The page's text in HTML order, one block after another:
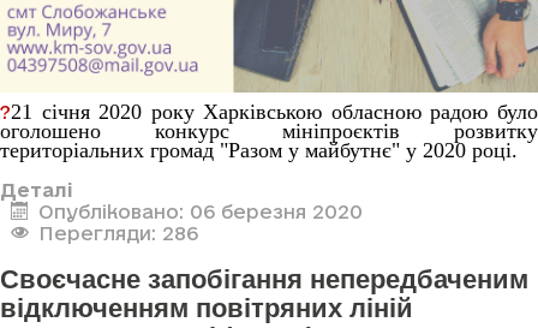
?21 січня 2020 року Харківською обласною радою було
оголошено конкурс мініпроєктів розвитку
територіальних громад "Разом у майбутнє" у 2020 році.
Деталі
Опубліковано: 06 березня 2020
Перегляди: 286
Своєчасне запобігання непередбаченим
відключенням повітряних ліній